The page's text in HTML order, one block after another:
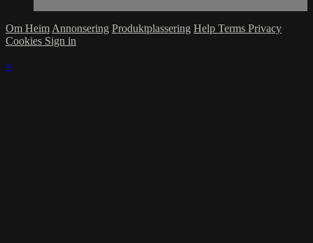
Om Heim Annonsering Produktplassering Help Terms Privacy
Cookies Sign in
×